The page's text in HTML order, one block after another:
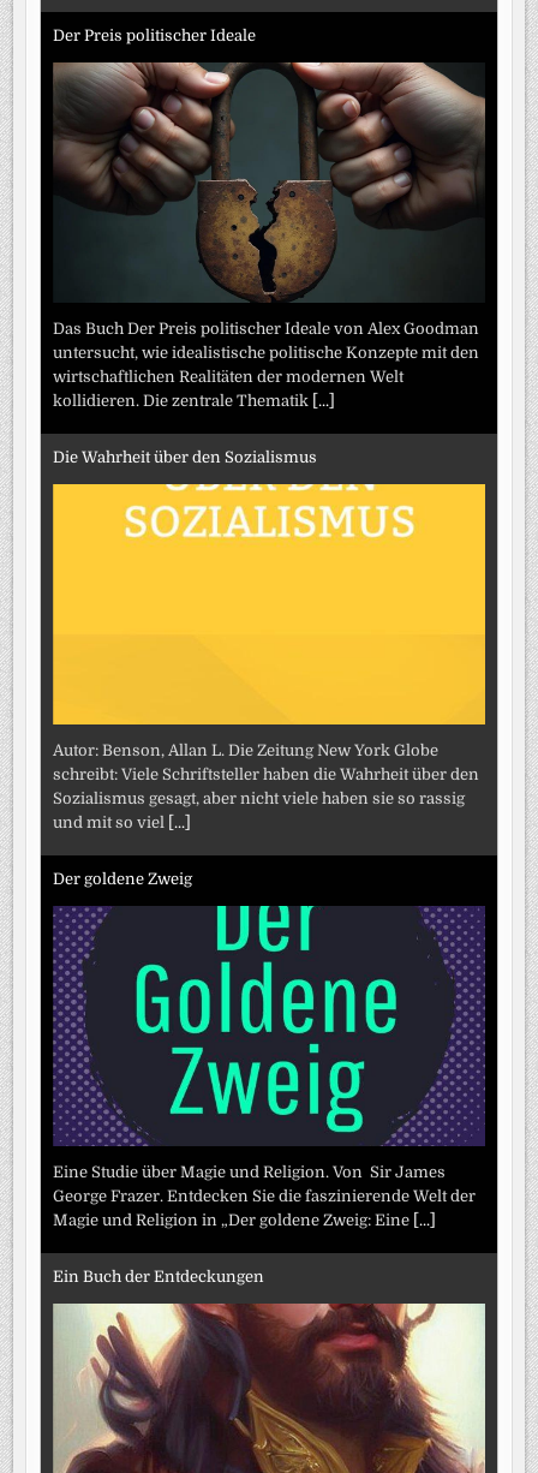
Der Preis politischer Ideale
Das Buch Der Preis politischer Ideale von Alex Goodman
untersucht, wie idealistische politische Konzepte mit den
wirtschaftlichen Realitäten der modernen Welt
kollidieren. Die zentrale Thematik [...]
Die Wahrheit über den Sozialismus
Autor: Benson, Allan L. Die Zeitung New York Globe
schreibt: Viele Schriftsteller haben die Wahrheit über den
Sozialismus gesagt, aber nicht viele haben sie so rassig
und mit so viel [...]
Der goldene Zweig
Eine Studie über Magie und Religion. Von Sir James
George Frazer. Entdecken Sie die faszinierende Welt der
Magie und Religion in „Der goldene Zweig: Eine [...]
Ein Buch der Entdeckungen